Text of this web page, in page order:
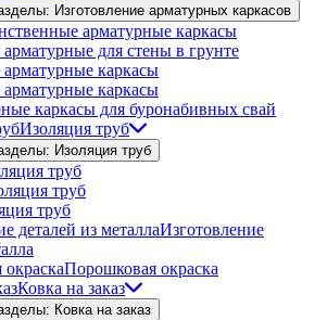
Изготовление арматурных каркасов
арматурные каркасы
для стены в грунте
каркасы
каркасы
каркасы для буронабивных свай
Изоляция труб
Изоляция труб
труб
труб
труб
Изготовление
Порошковая окраска
Ковка на заказ
Ковка на заказ